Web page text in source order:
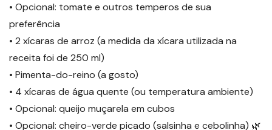
• Opcional: tomate e outros temperos de sua
preferência
• 2 xícaras de arroz (a medida da xícara utilizada na
receita foi de 250 ml)
• Pimenta-do-reino (a gosto)
• 4 xícaras de água quente (ou temperatura ambiente)
• Opcional: queijo muçarela em cubos
• Opcional: cheiro-verde picado (salsinha e cebolinha) 🌿